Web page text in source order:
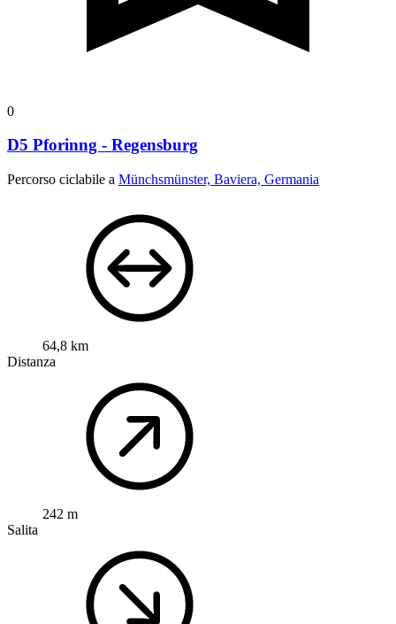
0
D5 Pforinng - Regensburg
Percorso ciclabile a Münchsmünster, Baviera, Germania
64,8 km
Distanza
242 m
Salita